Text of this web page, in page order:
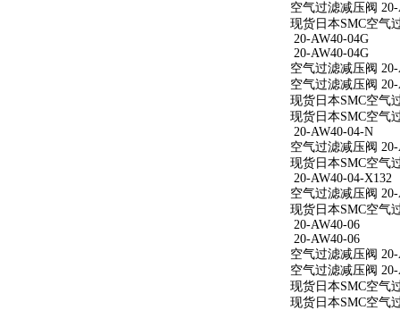
空气过滤减压阀
现货日本SMC空气
20-AW40-04G
20-AW40-04G
空气过滤减压阀 20-
空气过滤减压阀 20-
现货日本SMC空气
现货日本SMC空气
20-AW40-04-N
空气过滤减压阀
现货日本SMC空气
20-AW40-04-X132
空气过滤减压阀
现货日本SMC空气
20-AW40-06
20-AW40-06
空气过滤减压阀 20-
空气过滤减压阀 20-
现货日本SMC空气
现货日本SMC空气